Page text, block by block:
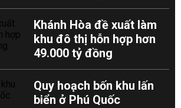
Khánh Hòa đề xuất làm
khu đô thị hỗn hợp hơn
49.000 tỷ đồng
Quy hoạch bốn khu lấn
biển ở Phú Quốc